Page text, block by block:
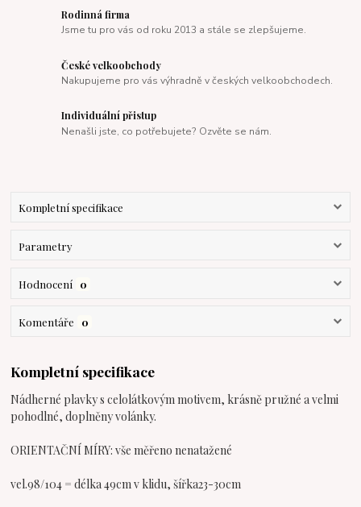
Rodinná firma
Jsme tu pro vás od roku 2013 a stále se zlepšujeme.
České velkoobchody
Nakupujeme pro vás výhradně v českých velkoobchodech.
Individuální přistup
Nenašli jste, co potřebujete? Ozvěte se nám.
Kompletní specifikace
Parametry
Hodnocení 0
Komentáře 0
Kompletní specifikace
Nádherné plavky s celolátkovým motivem, krásně pružné a velmi
pohodlné, doplněny volánky.
ORIENTAČNÍ MÍRY: vše měřeno nenatažené
vel.98/104 = délka 49cm v klidu, šířka23-30cm